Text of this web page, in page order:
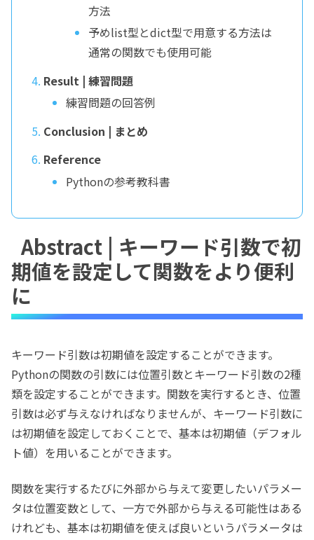
方法
予めlist型とdict型で用意する方法は
通常の関数でも使用可能
Result | 練習問題
練習問題の回答例
Conclusion | まとめ
Reference
Pythonの参考教科書
Abstract | キーワード引数で初
期値を設定して関数をより便利
に
キーワード引数は初期値を設定することができます。
Pythonの関数の引数には位置引数とキーワード引数の2種
類を設定することができます。関数を実行するとき、位置
引数は必ず与えなければなりませんが、キーワード引数に
は初期値を設定しておくことで、基本は初期値（デフォル
ト値）を用いることができます。
関数を実行するたびに外部から与えて変更したいパラメー
タは位置変数として、一方で外部から与える可能性はある
けれども、基本は初期値を使えば良いというパラメータは